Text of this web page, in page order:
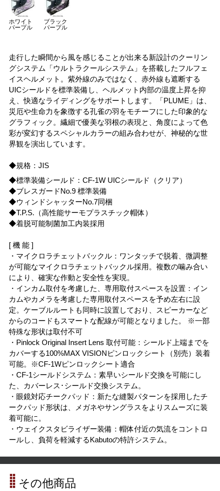
ホワイト
パープル
ブラック
パープル
走行した瞬間から風を感じることが出来る新設計のクーリン
グシステム「ウルトラクールシステム」を搭載したフルフェ
イスヘルメット。紫外線のみではなく、赤外線も遮断する
UICシールドを標準装備し、ヘルメット内部の温度上昇を抑
え、快適なライディングをサポートします。「PLUME」は、
災厄や生命力を象徴する孔雀の羽をモチーフにした印象的な
グラフィック。繊細で優美な羽根の表現と、角度によって色
彩が変幻するスペシャルカラーの組み合わせが、神秘的な世
界観を演出しています。
◆規格：JIS
◆標準装備シールド：CF-1W UICシールド（クリア）
◆ブレスガードNo.9 標準装備
◆ウィンドシャッターNo.7同梱
◆T.P.S.（高性能サーモプラスチック帽体）
◆着脱可能制菌加工内装採用
[ 機 能 ]
・マイクロラチェットバックル：ワンタッチで脱着、微調整
が可能なマイクロラチェットバックル採用。複数の噛み合い
により、確実な作動と安全性を実現。
・インカム取付を考慮した、専用取付スペースを設置：イン
カムやカメラを考慮した専用取付スペースを予め左右に設
定。ケーブルルートも同時に設置しており、スピーカーなど
からのコードもスマートな配線が可能となりました。 ※一部
特殊な形状は取付不可
・Pinlock Original Insert Lens 取付可能：シールド上端までを
カバーする100%MAX VISIONピンロックシート（別売）装着
可能。※CF-1Wピンロックシート適合
・CF-1シールドシステム：素早いシールド交換を可能にし
た、カバーレス･シールド交換システム。
・眼鏡対応チークパッド：新たな縫製パターンを採用したチ
ークパッド形状は、メガネやサングラスをよりスムーズに装
着可能に。
・ウェイクスタビライザー装備：帽体付近の気流をコントロ
ールし、負荷を軽減するKabutoの特許システム。
その他商品